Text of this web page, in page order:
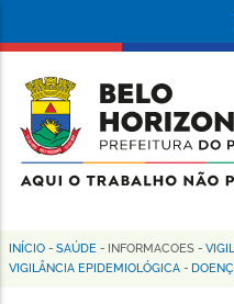
conteúdo
principal
da
Prefeitura
de
Horizonte
Trilha
INÍCIO - SAÚDE - INFORMACOES -
VIGILÂNCIA EPIDEMIOLÓGICA -